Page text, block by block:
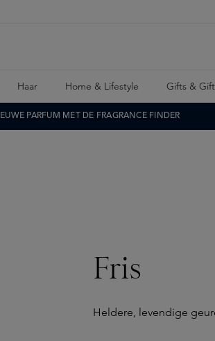
Haar Home & Lifestyle Gifts &
PARFUM MET DE FRAGRANCE FINDER
Fris
Heldere, levendige